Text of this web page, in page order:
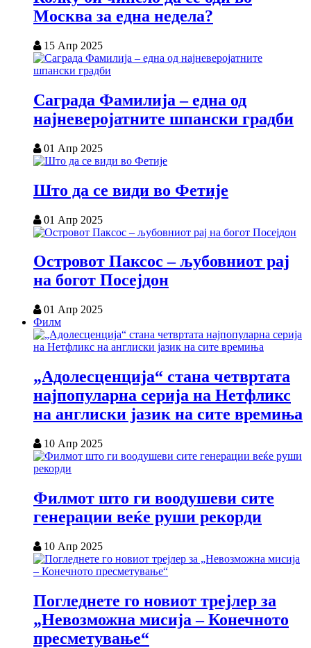
Москва за една недела?
15 Апр 2025
Саграда Фамилија – една од
најневеројатните шпански градби
01 Апр 2025
Што да се види во Фетије
01 Апр 2025
Островот Паксос – љубовниот рај
на богот Посејдон
01 Апр 2025
Филм
„Адолесценција“ стана четвртата
најпопуларна серија на Нетфликс
на англиски јазик на сите времиња
10 Апр 2025
Филмот што ги воодушеви сите
генерации веќе руши рекорди
10 Апр 2025
Погледнете го новиот трејлер за
„Невозможна мисија – Конечното
пресметување“